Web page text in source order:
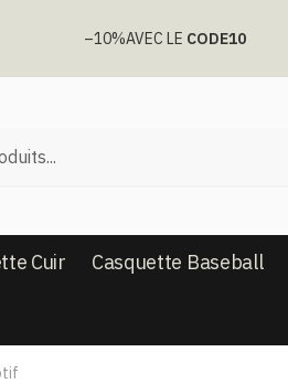
–10%AVEC LE CODE10
Cuir Casquette Baseball